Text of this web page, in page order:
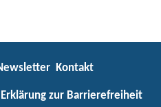
Kontakt
Erklärung zur Barrierefreiheit